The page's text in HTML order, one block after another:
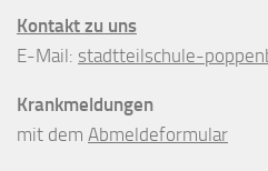
Kontakt zu uns
E-Mail: stadtteilschule-
Krankmeldungen
mit dem Abmeldeformular